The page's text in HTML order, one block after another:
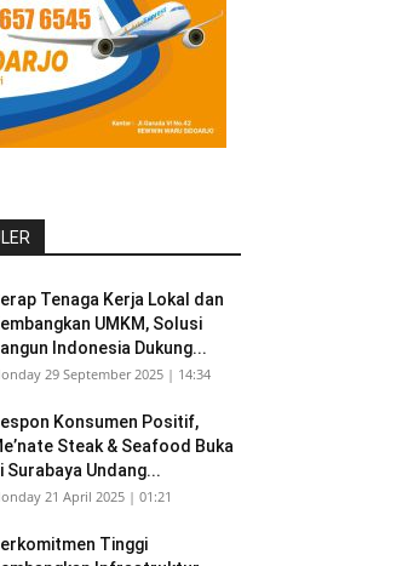
Tenaga Kerja Lokal dan
UMKM, Solusi
Indonesia Dukung...
29 September 2025 | 14:34
Konsumen Positif,
Steak & Seafood Buka
Surabaya Undang...
21 April 2025 | 01:21
Tinggi